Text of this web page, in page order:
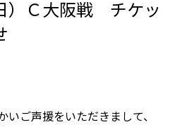
）Ｃ大阪戦 チケッ
ご声援をいただきまして、